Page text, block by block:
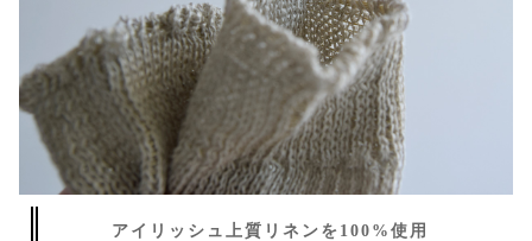
アイリッシュ上質リネンを100%使用